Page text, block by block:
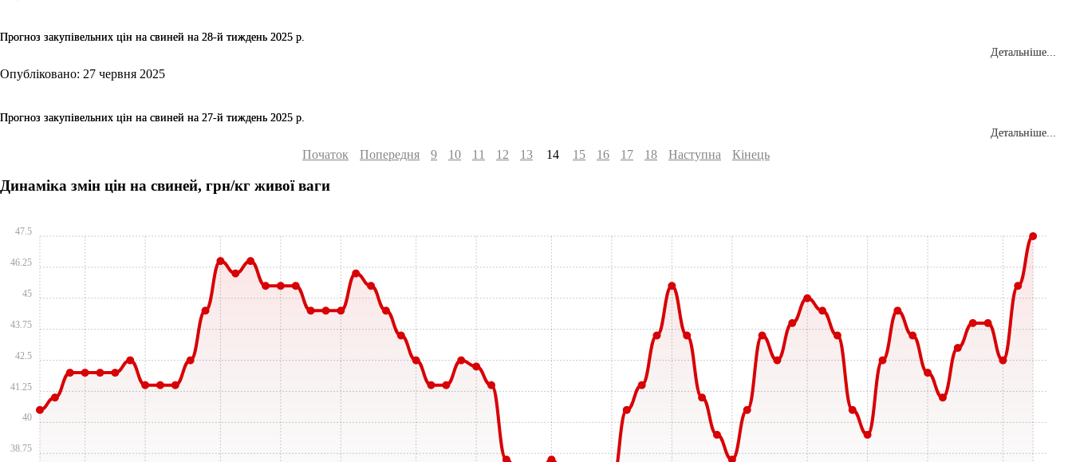
Прогноз закупівельних цін на свиней на 28-й тиждень 2025 р.
Детальніше...
Опубліковано: 27 червня 2025
Прогноз закупівельних цін на свиней на 27-й тиждень 2025 р.
Детальніше...
Початок Попередня 9 10 11 12 13 14 15 16 17 18 Наступна Кінець
Динаміка змін цін на свиней, грн/кг живої ваги
38.75
40
41.25
42.5
43.75
45
46.25
47.5